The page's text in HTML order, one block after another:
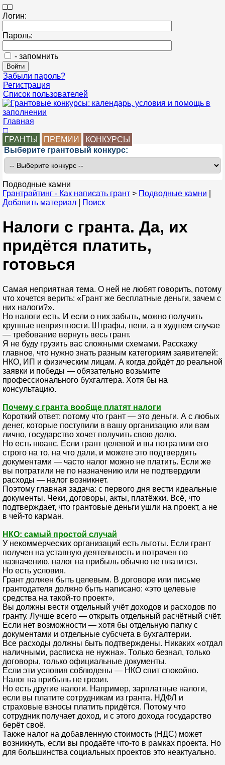
□□
Логин:
Пароль:
- запомнить
Забыли пароль?
Регистрация
Список пользователей
Главная
□
ГРАНТЫ
ПРЕМИИ
КОНКУРСЫ
Выберите грантовый конкурс:
Подводные камни
Грантрайтинг - Как написать грант > Подводные камни
Добавить материал
Поиск
Налоги с гранта. Да, их
придётся платить,
готовься
Самая неприятная тема. О ней не любят говорить, потому
что хочется верить: «Грант же бесплатные деньги, зачем с
них налоги?».
Но налоги есть. И если о них забыть, можно получить
крупные неприятности. Штрафы, пени, а в худшем случае
— требование вернуть весь грант.
Я не буду грузить вас сложными схемами. Расскажу
главное, что нужно знать разным категориям заявителей:
НКО, ИП и физическим лицам. А когда дойдёт до реальной
заявки и победы — обязательно возьмите
профессионального бухгалтера. Хотя бы на
консультацию.
Почему с гранта вообще платят налоги
Короткий ответ: потому что грант — это деньги. А с любых
денег, которые поступили в вашу организацию или вам
лично, государство хочет получить свою долю.
Но есть нюанс. Если грант целевой и вы потратили его
строго на то, на что дали, и можете это подтвердить
документами — часто налог можно не платить. Если же
вы потратили не по назначению или не подтвердили
расходы — налог возникнет.
Поэтому главная задача: с первого дня вести идеальные
документы. Чеки, договоры, акты, платёжки. Всё, что
подтверждает, что грантовые деньги ушли на проект, а не
в чей-то карман.
НКО: самый простой случай
У некоммерческих организаций есть льготы. Если грант
получен на уставную деятельность и потрачен по
назначению, налог на прибыль обычно не платится.
Но есть условия.
Грант должен быть целевым. В договоре или письме
грантодателя должно быть написано: «это целевые
средства на такой-то проект».
Вы должны вести отдельный учёт доходов и расходов по
гранту. Лучше всего — открыть отдельный расчётный счёт.
Если нет возможности — хотя бы отдельную папку с
документами и отдельные субсчета в бухгалтерии.
Все расходы должны быть подтверждены. Никаких «отдал
наличными, расписка не нужна». Только безнал, только
договоры, только официальные документы.
Если эти условия соблюдены — НКО спит спокойно.
Налог на прибыль не грозит.
Но есть другие налоги. Например, зарплатные налоги,
если вы платите сотрудникам из гранта. НДФЛ и
страховые взносы платить придётся. Потому что
сотрудник получает доход, и с этого дохода государство
берёт своё.
Также налог на добавленную стоимость (НДС) может
возникнуть, если вы продаёте что-то в рамках проекта. Но
для большинства социальных проектов это неактуально.